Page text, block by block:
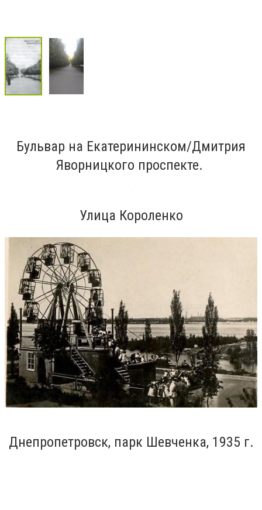
Бульвар на Екатерининском/Дмитрия
Яворницкого проспекте.
Улица Короленко
Днепропетровск, парк Шевченка, 1935 г.